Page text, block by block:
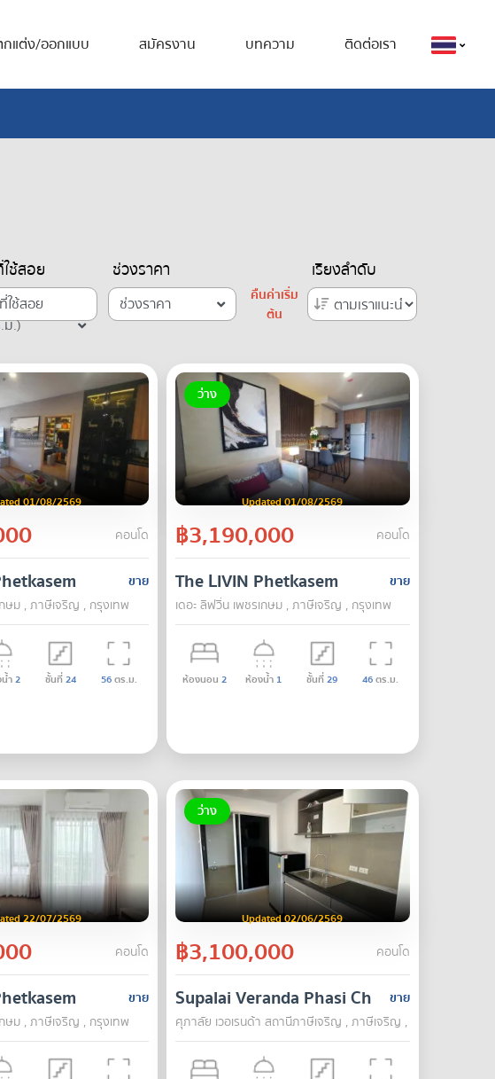
แต่ง/ออกแบบ สมัครงาน บทความ ติดต่อเรา
ช้สอย
ช้สอย
ม.)
ช่วงราคา
ช่วงราคา
คืนค่าเริ่ม
ต้น
เรียงลำดับ
01/08/2569
คอนโด
ขาย
ษม , ภาษีเจริญ , กรุงเทพ
ำ2 ชั้นที่24 56ตร.ม.
ว่าง
Updated 01/08/2569
฿3,190,000 คอนโด
ขาย
The LIVIN Phetkasem
เดอะ ลิฟวิ่น เพชรเกษม , ภาษีเจริญ , กรุงเทพ
ห้องนอน 2 ห้องน้ำ 1 ชั้นที่29 46ตร.ม.
22/07/2569
คอนโด
ขาย
ษม , ภาษีเจริญ , กรุงเทพ
ว่าง
Updated 02/06/2569
฿3,100,000 คอนโด
ขาย
Supalai Veranda Phasi Charoen Station
ศุภาลัย เวอเรนด้า สถานีภาษีเจริญ , ภาษีเจริญ , กรุงเทพ